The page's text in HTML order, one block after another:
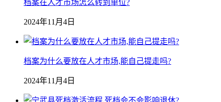
档案在人才市场怎么转到单位?
2024年11月4日
档案为什么要放在人才市场,能自己提走吗?
2024年11月4日